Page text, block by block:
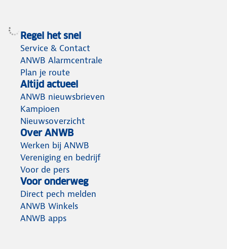
Regel het snel
Service & Contact
ANWB Alarmcentrale
Plan je route
Altijd actueel
ANWB nieuwsbrieven
Kampioen
Nieuwsoverzicht
Over ANWB
Werken bij ANWB
Vereniging en bedrijf
Voor de pers
Voor onderweg
Direct pech melden
ANWB Winkels
ANWB apps